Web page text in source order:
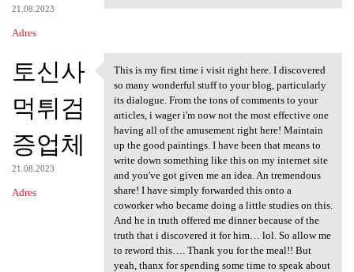
21.08.2023
Adres
토신사
먹튀검
증업체
21.08.2023
Adres
This is my first time i visit
This is my first time i visit right here. I discovered
so many wonderful stuff to your blog, particularly
its dialogue. From the tons of comments to your
articles, i wager i'm now not the most effective one
having all of the amusement right here! Maintain
up the good paintings. I have been that means to
write down something like this on my internet site
and you've got given me an idea. An tremendous
share! I have simply forwarded this onto a
coworker who became doing a little studies on this.
And he in truth offered me dinner because of the
truth that i discovered it for him… lol. So allow me
to reword this…. Thank you for the meal!! But
yeah, thanx for spending some time to speak about